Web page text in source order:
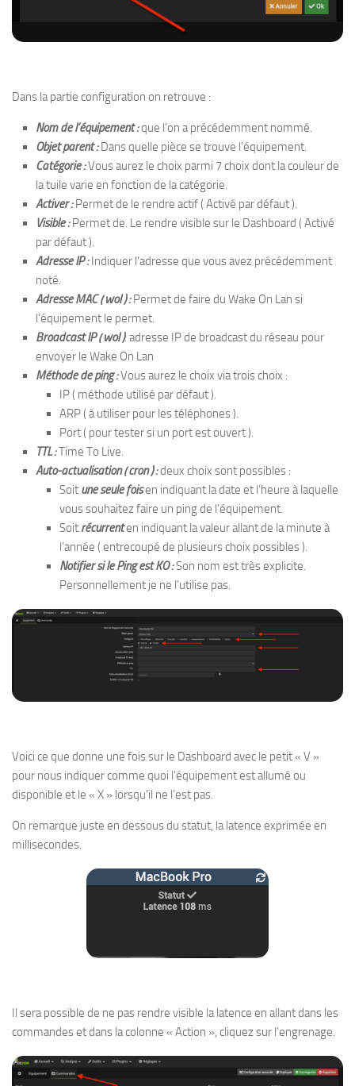
Dans la partie configuration on retrouve :
Nom de l’équipement :que l’on a précédemment nommé.
Objet parent :Dans quelle pièce se trouve l’équipement.
Catégorie :Vous aurez le choix parmi 7 choix dont la couleur de
la tuile varie en fonction de la catégorie.
Activer :Permet de le rendre actif ( Activé par défaut ).
Visible :Permet de. Le rendre visible sur le Dashboard ( Activé
par défaut ).
Adresse IP :Indiquer l’adresse que vous avez précédemment
noté.
Adresse MAC ( wol ) :Permet de faire du Wake On Lan si
l’équipement le permet.
Broadcast IP ( wol ): adresse IP de broadcast du réseau pour
envoyer le Wake On Lan
Méthode de ping :Vous aurez le choix via trois choix :
IP ( méthode utilisé par défaut ).
ARP ( à utiliser pour les téléphones ).
Port ( pour tester si un port est ouvert ).
TTL :Time To Live.
Auto-actualisation ( cron ) :deux choix sont possibles :
Soit une seule foisen indiquant la date et l’heure à laquelle
vous souhaitez faire un ping de l’équipement.
Soit récurrenten indiquant la valeur allant de la minute à
l’année ( entrecoupé de plusieurs choix possibles ).
Notifier si le Ping est KO :Son nom est très explicite.
Personnellement je ne l’utilise pas.
Voici ce que donne une fois sur le Dashboard avec le petit « V »
pour nous indiquer comme quoi l’équipement est allumé ou
disponible et le « X » lorsqu’il ne l’est pas.
On remarque juste en dessous du statut, la latence exprimée en
millisecondes.
Il sera possible de ne pas rendre visible la latence en allant dans les
commandes et dans la colonne « Action », cliquez sur l’engrenage.